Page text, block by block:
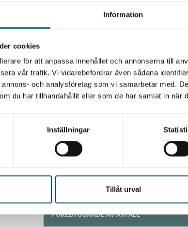
Information
cookies
för att anpassa innehållet och annonserna till
vår trafik. Vi vidarebefordrar även sådana
och analysföretag som vi samarbetar med.
du har tillhandahållit eller som de har samlat in när
Inställningar
Tillåt urval
F
FASTIGHETSNÄRA INSAMLING, FNI
FÖRBEREDELSE FÖR ÅTERANVÄNDNING
FÖREBYGGANDE AV AVFALL